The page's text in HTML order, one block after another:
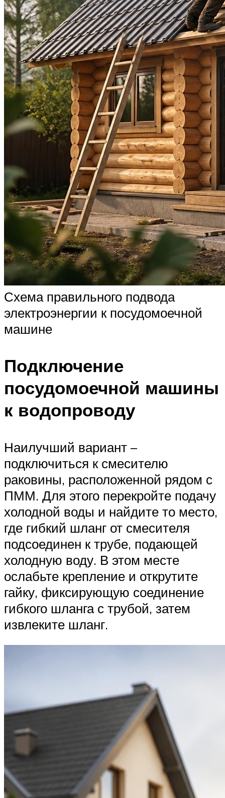
Схема правильного подвода
электроэнергии к посудомоечной
машине
Подключение
посудомоечной машины
к водопроводу
Наилучший вариант –
подключиться к смесителю
раковины, расположенной рядом с
ПММ. Для этого перекройте подачу
холодной воды и найдите то место,
где гибкий шланг от смесителя
подсоединен к трубе, подающей
холодную воду. В этом месте
ослабьте крепление и открутите
гайку, фиксирующую соединение
гибкого шланга с трубой, затем
извлеките шланг.